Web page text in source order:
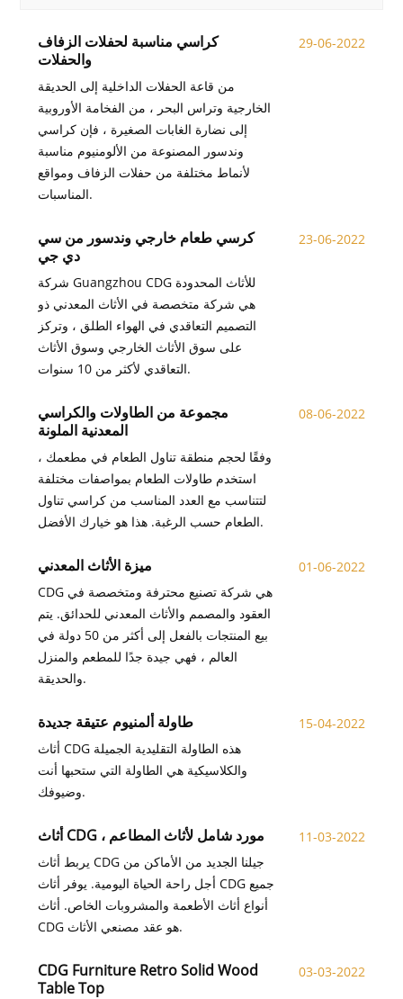
كراسي مناسبة لحفلات الزفاف
والحفلات
من قاعة الحفلات الداخلية إلى الحديقة
الخارجية وتراس البحر ، من الفخامة الأوروبية
إلى نضارة الغابات الصغيرة ، فإن كراسي
وندسور المصنوعة من الألومنيوم مناسبة
لأنماط مختلفة من حفلات الزفاف ومواقع
المناسبات.
29-06-2022
كرسي طعام خارجي وندسور من سي
دي جي
شركة Guangzhou CDG للأثاث المحدودة
هي شركة متخصصة في الأثاث المعدني ذو
التصميم التعاقدي في الهواء الطلق ، وتركز
على سوق الأثاث الخارجي وسوق الأثاث
التعاقدي لأكثر من 10 سنوات.
23-06-2022
مجموعة من الطاولات والكراسي
المعدنية الملونة
وفقًا لحجم منطقة تناول الطعام في مطعمك ،
استخدم طاولات الطعام بمواصفات مختلفة
لتتناسب مع العدد المناسب من كراسي تناول
الطعام حسب الرغبة. هذا هو خيارك الأفضل.
08-06-2022
ميزة الأثاث المعدني
CDG هي شركة تصنيع محترفة ومتخصصة في
العقود والمصمم والأثاث المعدني للحدائق. يتم
بيع المنتجات بالفعل إلى أكثر من 50 دولة في
العالم ، فهي جيدة جدًا للمطعم والمنزل
والحديقة.
01-06-2022
طاولة ألمنيوم عتيقة جديدة
أثاث CDG هذه الطاولة التقليدية الجميلة
والكلاسيكية هي الطاولة التي ستحبها أنت
وضيوفك.
15-04-2022
أثاث CDG ، مورد شامل لأثاث المطاعم
يربط أثاث CDG جيلنا الجديد من الأماكن من
أجل راحة الحياة اليومية. يوفر أثاث CDG جميع
أنواع أثاث الأطعمة والمشروبات الخاص. أثاث
CDG هو عقد مصنعي الأثاث.
11-03-2022
CDG Furniture Retro Solid Wood
Table Top
03-03-2022